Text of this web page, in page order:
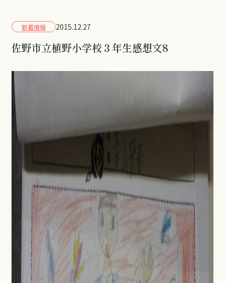
新着情報 2015.12.27
佐野市立植野小学校３年生感想文8